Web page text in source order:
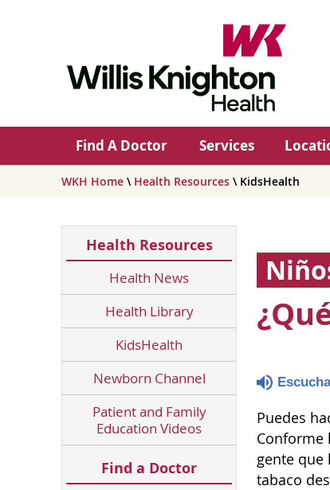
Find A Doctor Services
WKH Home \ Health Resources \ KidsHealth
Health Resources
Health News
Health Library
KidsHealth
Newborn Channel
Patient and Family
Education Videos
Find a Doctor
Puedes
Conforme
gente que
tabaco